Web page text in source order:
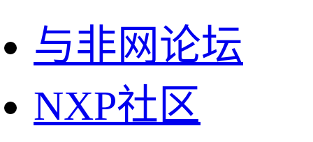
与非网论坛
NXP社区